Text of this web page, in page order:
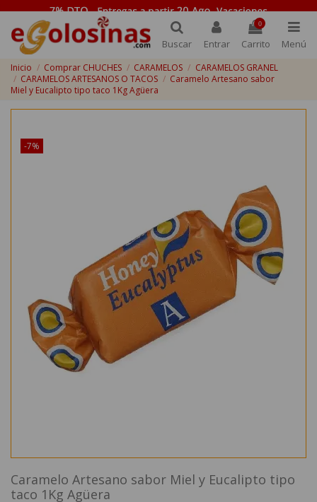
Buscar Entrar
0
Carrito Menú
Inicio Comprar CHUCHES CARAMELOS
CARAMELOS GRANEL
CARAMELOS ARTESANOS O TACOS
Caramelo Artesano sabor
Miel y Eucalipto tipo taco 1Kg Agüera
-7%
Caramelo Artesano sabor Miel y Eucalipto tipo
taco 1Kg Agüera